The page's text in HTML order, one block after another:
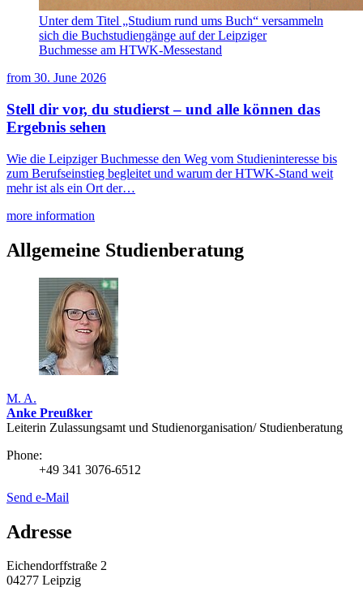
Unter dem Titel „Studium rund ums Buch“ versammeln
sich die Buchstudiengänge auf der Leipziger
Buchmesse am HTWK-Messestand
from 30. June 2026
Stell dir vor, du studierst – und alle können das
Ergebnis sehen
Wie die Leipziger Buchmesse den Weg vom Studieninteresse bis
zum Berufseinstieg begleitet und warum der HTWK-Stand weit
mehr ist als ein Ort der…
more information
Allgemeine Studienberatung
M. A.
Anke Preußker
Leiterin Zulassungsamt und Studienorganisation/ Studienberatung
Phone:
+49 341 3076-6512
Send e-Mail
Adresse
Eichendorffstraße 2
04277 Leipzig